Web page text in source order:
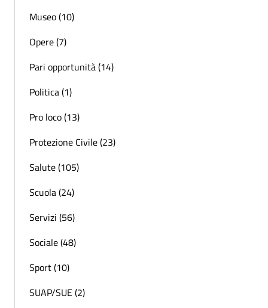
Museo (10)
Opere (7)
Pari opportunità (14)
Politica (1)
Pro loco (13)
Protezione Civile (23)
Salute (105)
Scuola (24)
Servizi (56)
Sociale (48)
Sport (10)
SUAP/SUE (2)